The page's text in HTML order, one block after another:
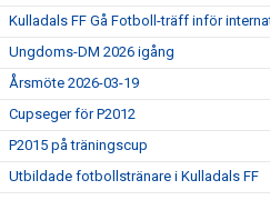
Kulladals FF Gå Fotboll-träff inför
Ungdoms-DM 2026 igång
Årsmöte 2026-03-19
Cupseger för P2012
P2015 på träningscup
Utbildade fotbollstränare i Kulladals FF